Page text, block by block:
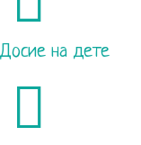
Досие на дете